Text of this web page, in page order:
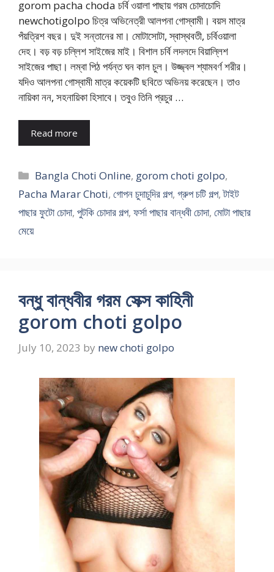
gorom pacha choda চর্বি ওয়ালা পাছায় গরম চোদাচোদি
newchotigolpo চিত্র অভিনেত্রী আলপনা গোস্বামী। বয়স মাত্র
পঁয়ত্রিশ বছর। দুই সন্তানের মা। মোটাসোটা, স্বাস্থবতী, চর্বিওয়ালা
দেহ। বড় বড় চল্লিশ সাইজের মাই। বিশাল চর্বি লদলদে বিয়াল্লিশ
সাইজের পাছা। লম্বা পিঠ পর্যন্ত ঘন কাল চুল। উজ্জ্বল শ্যামবর্ণ শরীর।
যদিও আলপনা গোস্বামী মাত্র কয়েকটি ছবিতে অভিনয় করেছেন। তাও
নায়িকা নন, সহনায়িকা হিসাবে। তবুও তিনি প্রচুর …
Read more
Categories
Bangla Choti Online, gorom choti golpo,
Pacha Marar Choti, গোপন চুদাচুদির গল্প, গ্রুপ চটি গল্প,টাইট
পাছার ফুটো চোদা, পুটকি চোদার গল্প, ফর্সা পাছার বান্ধবী চোদা, মোটা পাছার
মেয়ে
বন্ধু বান্ধবীর গরম সেক্স কাহিনী
gorom choti golpo
July 10, 2023 by new choti golpo